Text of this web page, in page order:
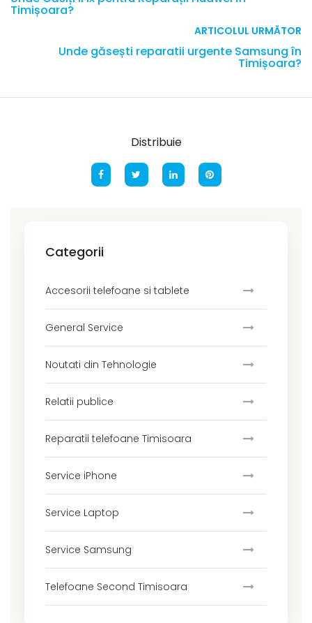
Timișoara?
ARTICOLUL URMĂTOR
Unde găsești reparatii urgente Samsung în
Timișoara?
Distribuie
Categorii
Accesorii telefoane si tablete
General Service
Noutati din Tehnologie
Relatii publice
Reparatii telefoane Timisoara
Service iPhone
Service Laptop
Service Samsung
Telefoane Second Timisoara